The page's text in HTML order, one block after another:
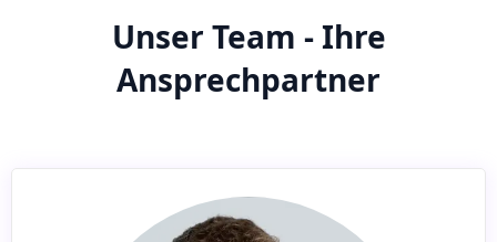
Unser Team - Ihre
Ansprechpartner